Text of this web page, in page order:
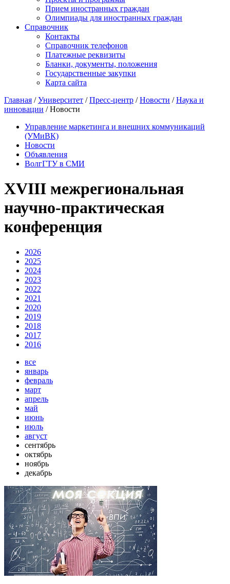
Прием иностранных граждан
Олимпиады для иностранных граждан
Справочник
Контакты
Справочник телефонов
Платежные реквизиты
Бланки, документы, положения
Государственные закупки
Карта сайта
Главная /Университет /Пресс-центр /Новости /Наука и
инновации / Новости
Управление маркетинга и внешних коммуникаций
(УМиВК)
Новости
Объявления
ВолгГТУ в СМИ
XVIII межрегиональная
научно-практическая
конференция
2026
2025
2024
2023
2022
2021
2020
2019
2018
2017
2016
все
январь
февраль
март
апрель
май
июнь
июль
август
сентябрь
октябрь
ноябрь
декабрь